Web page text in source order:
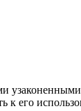
к его